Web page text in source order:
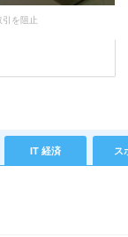
を阻止
IT 経済 ス